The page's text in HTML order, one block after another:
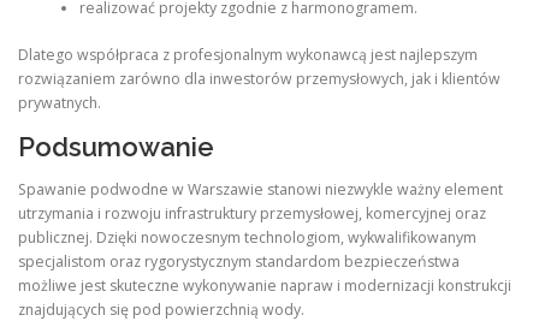
realizować projekty zgodnie z harmonogramem.
Dlatego współpraca z profesjonalnym wykonawcą jest najlepszym
rozwiązaniem zarówno dla inwestorów przemysłowych, jak i klientów
prywatnych.
Podsumowanie
Spawanie podwodne w Warszawie stanowi niezwykle ważny element
utrzymania i rozwoju infrastruktury przemysłowej, komercyjnej oraz
publicznej. Dzięki nowoczesnym technologiom, wykwalifikowanym
specjalistom oraz rygorystycznym standardom bezpieczeństwa
możliwe jest skuteczne wykonywanie napraw i modernizacji konstrukcji
znajdujących się pod powierzchnią wody.